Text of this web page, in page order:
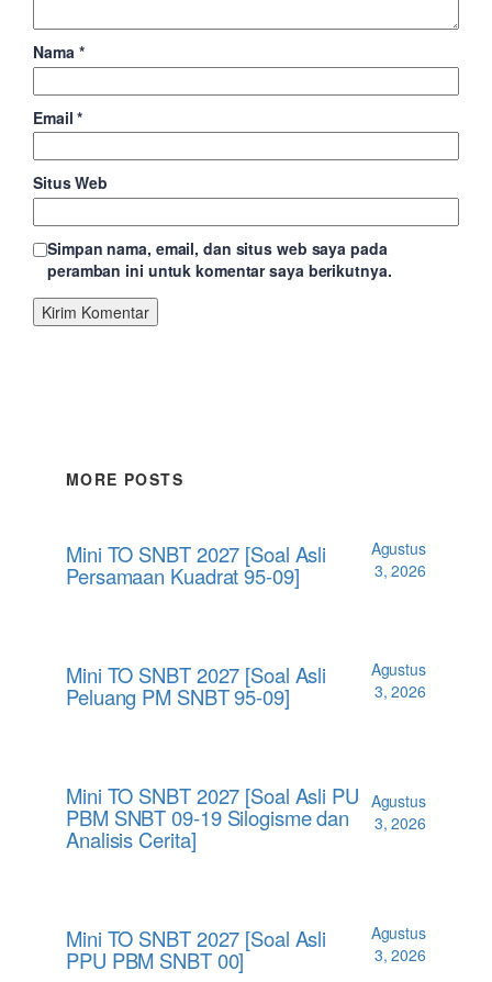
Nama *
Email*
Situs Web
Simpan nama, email, dan situs web saya pada
peramban ini untuk komentar saya berikutnya.
MORE POSTS
Mini TO SNBT 2027 [Soal Asli
Persamaan Kuadrat 95-09]
Agustus
3, 2026
Mini TO SNBT 2027 [Soal Asli
Peluang PM SNBT 95-09]
Agustus
3, 2026
Mini TO SNBT 2027 [Soal Asli PU
PBM SNBT 09-19 Silogisme dan
Analisis Cerita]
Agustus
3, 2026
Mini TO SNBT 2027 [Soal Asli
PPU PBM SNBT 00]
Agustus
3, 2026